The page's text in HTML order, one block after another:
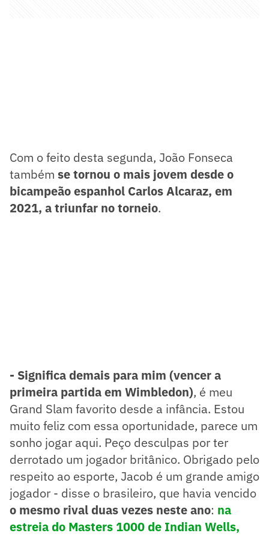
Com o feito desta segunda, João Fonseca
também se tornou o mais jovem desde o
bicampeão espanhol Carlos Alcaraz, em
2021, a triunfar no torneio.
- Significa demais para mim (vencer a
primeira partida em Wimbledon), é meu
Grand Slam favorito desde a infância. Estou
muito feliz com essa oportunidade, parece um
sonho jogar aqui. Peço desculpas por ter
derrotado um jogador britânico. Obrigado pelo
respeito ao esporte, Jacob é um grande amigo
jogador - disse o brasileiro, que havia vencido
o mesmo rival duas vezes neste ano: na
estreia do Masters 1000 de Indian Wells,